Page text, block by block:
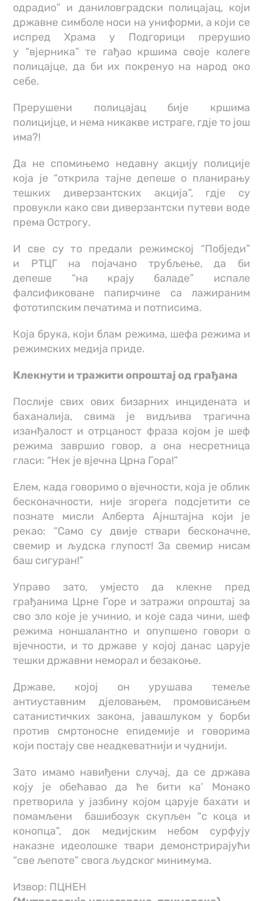
oдрадио” и даниловградски полицајац, који
државне симболе носи на униформи, а који се
испред Храма у Подгорици прерушио
у “вјерника” те гађао кршима своје колеге
полицајце, да би их покренуо на народ око
себе.
Прерушени полицајац бије кршима
полицијце, и нема никакве истраге, гдје то још
има?!
Да не спомињемо недавну акцију полиције
која је “открила тајне депеше о планирању
тешких диверзантских акција”, гдје су
провукли како сви диверзантски путеви воде
према Острогу.
И све су то предали режимској “Побједи”
и РТЦГ на појачано трубљење, да би
депеше “на крају баладе” испале
фалсификоване папирчине са лажираним
фототипским печатима и потписима.
Која брука, који блам режима, шефа режима и
режимских медија приде.
Клекнути и тражити опроштај од грађана
Послије свих ових бизарних инцидената и
баханалија, свима је видљива трагична
изанђалост и отрцаност фраза којом је шеф
режима завршио говор, а она несретница
гласи: “Нек је вјечна Црна Гора!”
Елем, када говоримо о вјечности, која је облик
бесконачности, није згорега подсјетити се
познате мисли Алберта Ајнштајна који је
рекао: “Само су двије ствари бесконачне,
свемир и људска глупост! За свемир нисам
баш сигуран!”
Управо зато, умјесто да клекне пред
грађанима Црне Горе и затражи опроштај за
сво зло које је учинио, и које сада чини, шеф
режима ноншалантно и опупшено говори о
вјечности, и то државе у којој данас царује
тешки државни неморал и безакоње.
Државе, којој он урушава темеље
антиуставним дјеловањем, промовисањем
сатанистичких закона, јавашлуком у борби
против смртоносне епидемије и говорима
који постају све неадкеватнији и чуднији.
Зато имамо навиђени случај, да се држава
коју је обећавао да ће бити ка’ Монакo
претворила у јазбину којом царује бахати и
помамљени башибозук скупљен “с коца и
конопца”, док медијским небом сурфују
наказне идеолошке твари демонстрирајући
“све љепоте” свога људског минимума.
Извор: ПЦНЕН